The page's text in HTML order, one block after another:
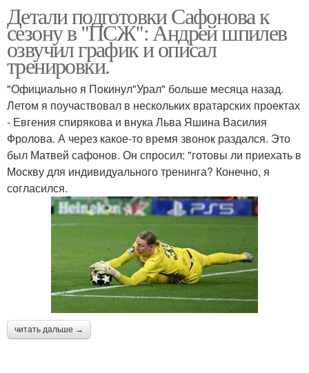
Детали подготовки Сафонова к
сезону в "ПСЖ": Андрей шпилев
озвучил график и описал
тренировки.
"Официально я Покинул"Урал" больше месяца назад.
Летом я поучаствовал в нескольких вратарских проектах
- Евгения спирякова и внука Льва Яшина Василия
Фролова. А через какое-то время звонок раздался. Это
был Матвей сафонов. Он спросил: "готовы ли приехать в
Москву для индивидуального тренинга? Конечно, я
согласился.
читать дальше →